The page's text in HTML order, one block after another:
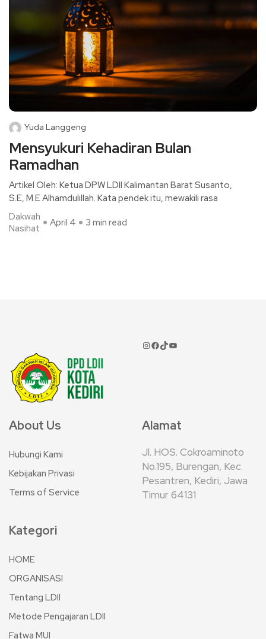
Yuda Langgeng
Mensyukuri Kehadiran Bulan
Ramadhan
Artikel Oleh: Ketua DPW LDII Kalimantan Barat Susanto,
S.E, M.E Alhamdulillah. Kata pendek itu, mewakili rasa
Dakwah
Nasihat
April 4 3 min read
About Us
Hubungi Kami
Kebijakan Privasi
Terms of Service
Alamat
Jl. HOS. Cokroaminoto
No.195, Burengan, Kec.
Pesantren, Kediri, Jawa
Timur 64131
Kategori
HOME
ORGANISASI
Tentang LDII
Metode Pengajaran LDII
Fatwa MUI